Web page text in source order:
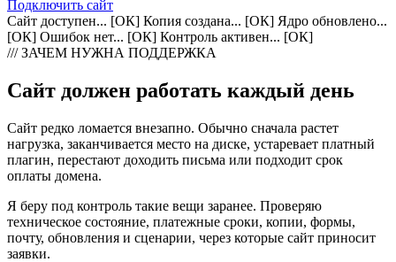
Подключить сайт
Сайт доступен... [ОК] Копия создана... [ОК] Ядро обновлено...
[ОК] Ошибок нет... [ОК] Контроль активен... [ОК]
/// ЗАЧЕМ НУЖНА ПОДДЕРЖКА
Сайт должен работать каждый день
Сайт редко ломается внезапно. Обычно сначала растет
нагрузка, заканчивается место на диске, устаревает платный
плагин, перестают доходить письма или подходит срок
оплаты домена.
Я беру под контроль такие вещи заранее. Проверяю
техническое состояние, платежные сроки, копии, формы,
почту, обновления и сценарии, через которые сайт приносит
заявки.